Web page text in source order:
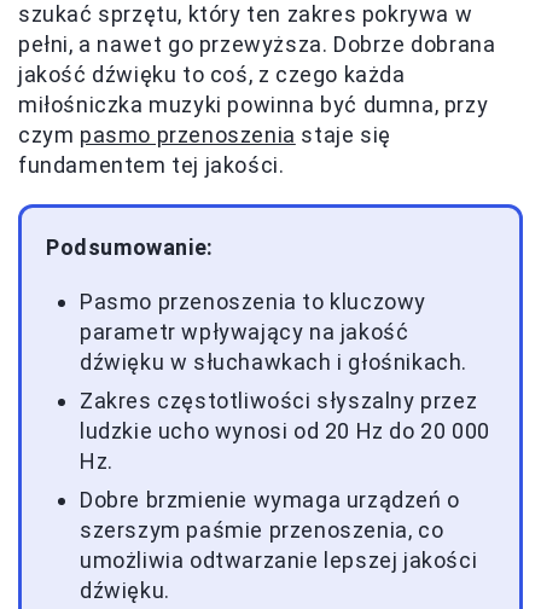
szukać sprzętu, który ten zakres pokrywa w
pełni, a nawet go przewyższa. Dobrze dobrana
jakość dźwięku to coś, z czego każda
miłośniczka muzyki powinna być dumna, przy
czym pasmo przenoszenia staje się
fundamentem tej jakości.
Podsumowanie:
Pasmo przenoszenia to kluczowy
parametr wpływający na jakość
dźwięku w słuchawkach i głośnikach.
Zakres częstotliwości słyszalny przez
ludzkie ucho wynosi od 20 Hz do 20 000
Hz.
Dobre brzmienie wymaga urządzeń o
szerszym paśmie przenoszenia, co
umożliwia odtwarzanie lepszej jakości
dźwięku.